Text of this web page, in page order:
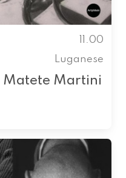
11.00
Luganese
Matete Martini